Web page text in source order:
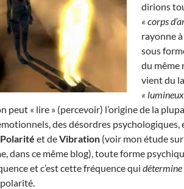
dirions
« corps
rayonne
sous
du même
vient du
«
peut « lire » (percevoir) l’origine de la
des désordres psychologiques,
Polarité et deVibration (voir mon étude sur
dans ce même blog), toute forme
et c’est cette fréquence qui détermine